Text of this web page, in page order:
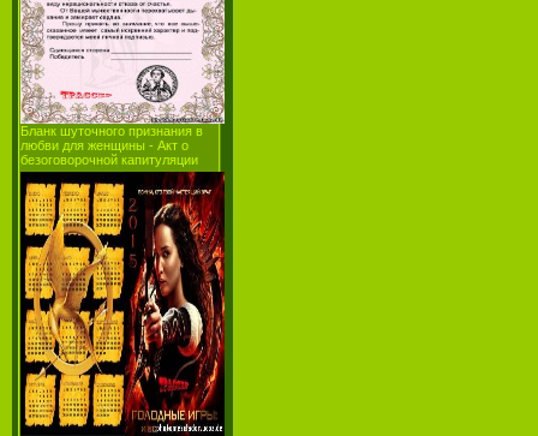
Бланк шуточного признания в
любви для женщины - Акт о
безоговорочной капитуляции